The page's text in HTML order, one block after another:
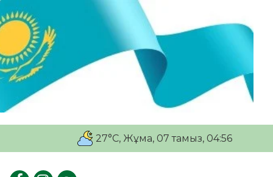
27°C, Жұма, 07 тамыз, 04:56